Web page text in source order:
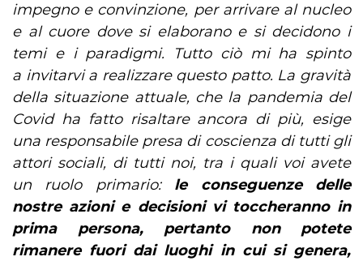
impegno e convinzione, per arrivare al nucleo
e al cuore dove si elaborano e si decidono i
temi e i paradigmi. Tutto ciò mi ha spinto
a invitarvi a realizzare questo patto. La gravità
della situazione attuale, che la pandemia del
Covid ha fatto risaltare ancora di più, esige
una responsabile presa di coscienza di tutti gli
attori sociali, di tutti noi, tra i quali voi avete
un ruolo primario: le conseguenze delle
nostre azioni e decisioni vi toccheranno in
prima persona, pertanto non potete
rimanere fuori dai luoghi in cui si genera,